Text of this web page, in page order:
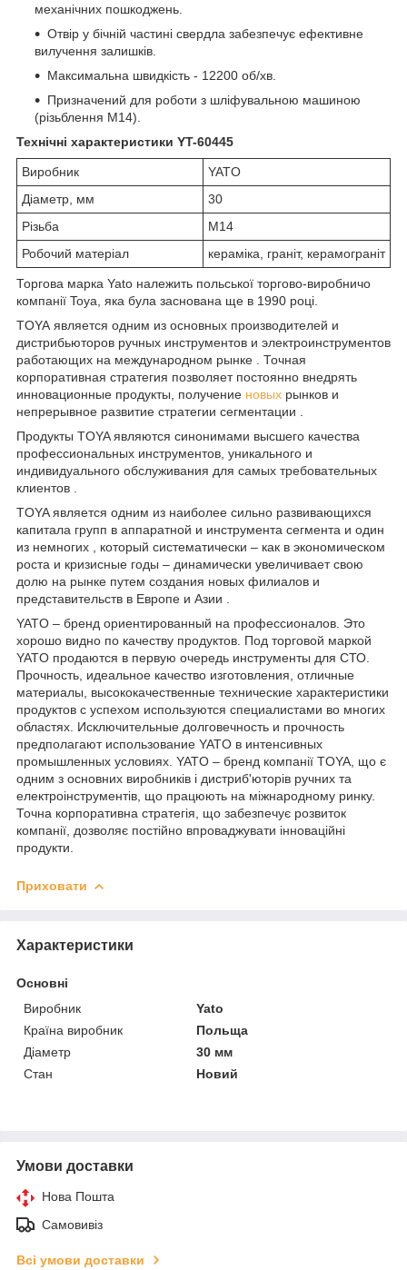
механічних пошкоджень.
Отвір у бічній частині свердла забезпечує ефективне
вилучення залишків.
Максимальна швидкість - 12200 об/хв.
Призначений для роботи з шліфувальною машиною
(різьблення М14).
Технічні характеристики YT-60445
Виробник
YATO
Діаметр, мм
30
Різьба
М14
Робочий матеріал
кераміка, граніт, керамограніт
Торгова марка Yato належить польської торгово-виробничо
компанії Toya, яка була заснована ще в 1990 році.
TOYA является одним из основных производителей и
дистрибьюторов ручных инструментов и электроинструментов
работающих на международном рынке . Точная
корпоративная стратегия позволяет постоянно внедрять
инновационные продукты, получение новых рынков и
непрерывное развитие стратегии сегментации .
Продукты TOYA являются синонимами высшего качества
профессиональных инструментов, уникального и
индивидуального обслуживания для самых требовательных
клиентов .
TOYA является одним из наиболее сильно развивающихся
капитала групп в аппаратной и инструмента сегмента и один
из немногих , который систематически – как в экономическом
роста и кризисные годы – динамически увеличивает свою
долю на рынке путем создания новых филиалов и
представительств в Европе и Азии .
YATO – бренд ориентированный на профессионалов. Это
хорошо видно по качеству продуктов. Под торговой маркой
YATO продаются в первую очередь инструменты для СТО.
Прочность, идеальное качество изготовления, отличные
материалы, высококачественные технические характеристики
продуктов с успехом используются специалистами во многих
областях. Исключительные долговечность и прочность
предполагают использование YATO в интенсивных
промышленных условиях. YATO – бренд компанії TOYA, що є
одним з основних виробників і дистриб'юторів ручних та
електроінструментів, що працюють на міжнародному ринку.
Точна корпоративна стратегія, що забезпечує розвиток
компанії, дозволяє постійно впроваджувати інноваційні
продукти.
Приховати
Характеристики
Основні
Виробник
Yato
Країна виробник
Польща
Діаметр
30 мм
Стан
Новий
Умови доставки
Нова Пошта
Самовивіз
Всі умови доставки